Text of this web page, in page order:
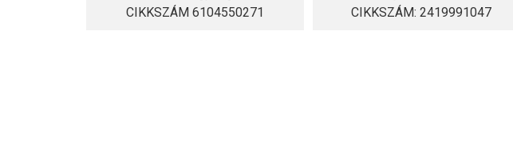
CIKKSZÁM 6104550271
CIKKSZÁM: 2419991047